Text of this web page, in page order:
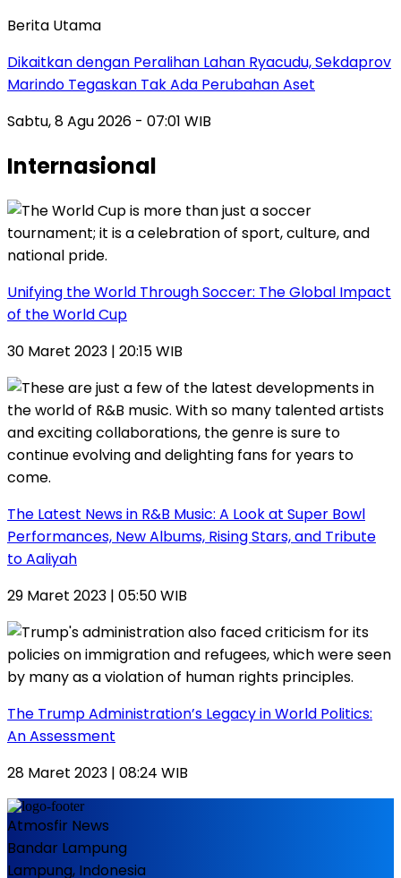
Berita Utama
Dikaitkan dengan Peralihan Lahan Ryacudu, Sekdaprov
Marindo Tegaskan Tak Ada Perubahan Aset
Sabtu, 8 Agu 2026 - 07:01 WIB
Internasional
Unifying the World Through Soccer: The Global Impact
of the World Cup
30 Maret 2023 | 20:15 WIB
The Latest News in R&B Music: A Look at Super Bowl
Performances, New Albums, Rising Stars, and Tribute
to Aaliyah
29 Maret 2023 | 05:50 WIB
The Trump Administration’s Legacy in World Politics:
An Assessment
28 Maret 2023 | 08:24 WIB
Atmosfir News
Bandar Lampung
Lampung, Indonesia